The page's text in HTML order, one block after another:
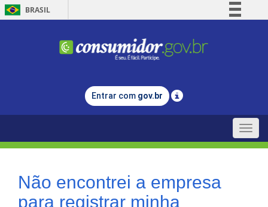
BRASIL
Comunica BR
Legislação
Entrar com gov.br
Toggle
Não encontrei a empresa
para registrar minha